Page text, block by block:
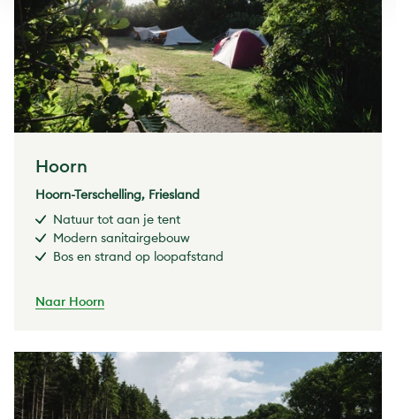
Hoorn
Hoorn-Terschelling, Friesland
Natuur tot aan je tent
Modern sanitairgebouw
Bos en strand op loopafstand
Naar Hoorn